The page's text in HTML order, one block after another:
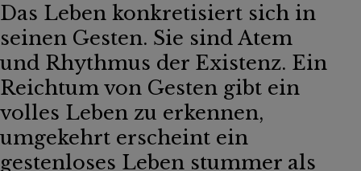
Das Leben konkretisiert sich in
seinen Gesten. Sie sind Atem
und Rhythmus der Existenz. Ein
Reichtum von Gesten gibt ein
volles Leben zu erkennen,
umgekehrt erscheint ein
gestenloses Leben stummer als